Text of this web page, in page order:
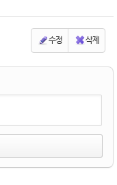
수정 삭제